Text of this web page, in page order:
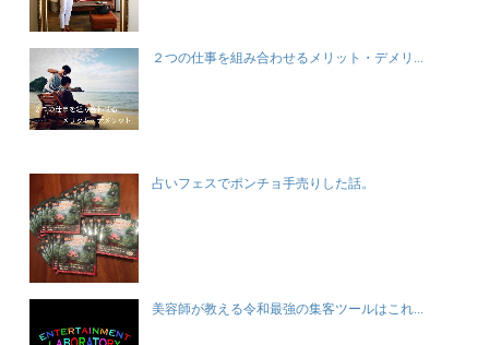
２つの仕事を組み合わせるメリット・デメリ...
占いフェスでポンチョ手売りした話。
美容師が教える令和最強の集客ツールはこれ...